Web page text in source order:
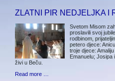
ZLATNI PIR NEDJELJKA I
Svetom Misom
proslavili svoj
rodbinom,
petero djece:
troje djece:
Emanuelu; Josipa
živi u Beču.
Read more …